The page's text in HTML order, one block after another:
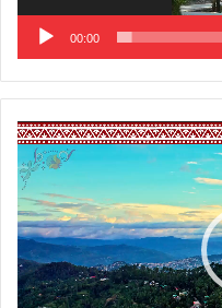
00:00
Video
Player